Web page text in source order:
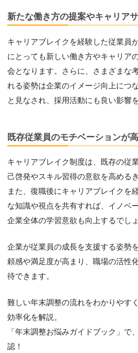
新たな働き方の提案やキャリア
キャリアブレイクを経験した従業員
にとっても新しい働き方やキャリア
会となります。さらに、さまざまな
れる姿勢は企業のイメージ向上につ
と見なされ、採用活動にも良い影響
既存従業員のモチベーションが
キャリアブレイク制度は、既存の従
己啓発やスキル習得の意欲を高める
また、復職後にキャリアブレイクを
な知識や視点を共有すれば、イノベ
企業全体の学習意欲も向上するでしょ
企業が従業員の成長を支援する姿勢
頼感や満足度が高まり、職場の活性
待できます。
難しい年末調整の流れをわかりやす
効率化を解説。
「年末調整お悩みガイドブック」で
認！